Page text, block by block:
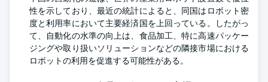
性を示しており、最近の統計によると、同国はロボット密
度と利用率において主要経済国を上回っている。したがっ
て、自動化の水準の向上は、食品加工、特に高速パッケー
ジングや取り扱いソリューションなどの隣接市場における
ロボットの利用を促進する可能性がある。